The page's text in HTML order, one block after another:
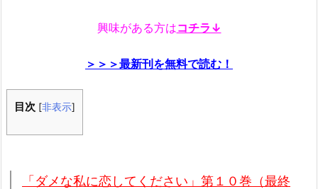
興味がある方はコチラ↓
＞＞＞最新刊を無料で読む！
目次 [非表示]
「ダメな私に恋してください」第１０巻（最終